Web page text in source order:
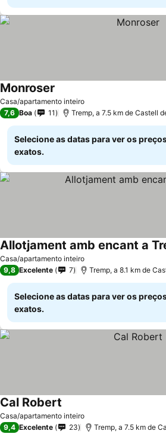
Casa/apartamento inteiro
Monroser
7,6 Boa 11 Tremp, a 7.5 km de Castell
Selecione as datas para ver os
exatos.
Casa/apartamento inteiro
Allotjament amb encant a
9,8 Excelente 7 Tremp, a 8.1 km de
Selecione as datas para ver os
exatos.
Casa/apartamento inteiro
Cal Robert
9,4 Excelente 23 Tremp, a 7.5 km de